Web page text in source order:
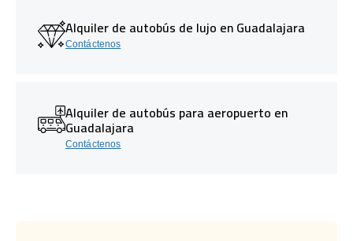
Alquiler de autobús de lujo en Guadalajara
Contáctenos
Alquiler de autobús para aeropuerto en
Guadalajara
Contáctenos